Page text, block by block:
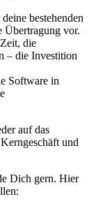
bestehenden
Übertragung vor.
die
– die Investition
Software in
auf das
und
Dich gern. Hier